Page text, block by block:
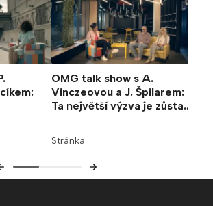
OMG talk show s A.
Vinczeovou a J. Špilarem:
Ta největší výzva je zůstat
Stránka